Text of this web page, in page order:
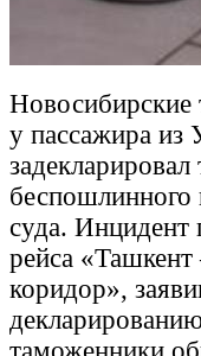
Новосибирские
у пассажира из
беспошлинного
суда. Инцидент
рейса
коридор»,